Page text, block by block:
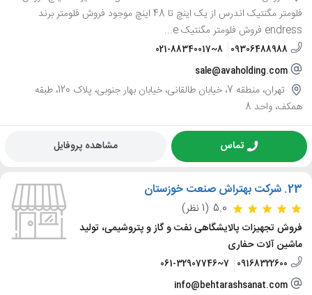
فلومتر مگنتیک اندرس از یک اینچ تا 48 اینچ موجود فروش فلومتر برند
endress فروش فلومتر مگنتیک e...
09306488988
021-88340017~8
sale@avaholding.com
تهران، منطقه 7، خیابان طالقانی، خیابان بهار جنوبی، پلاک 120، طبقه
همکف، واحد 8
تماس مشاهده پروفایل
23. شرکت بهتراش صنعت خوزستان
5.0 (1 نظر)
فروش تجهیزات پالایشگاهی نفت و گاز و پتروشیمی، تولید
ماشین آلات حفاری
09168322600
061-32907746~7
info@behtarashsanat.com